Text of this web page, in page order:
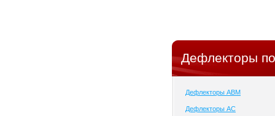
Дефлекторы
Дефлекторы ABM
Дефлекторы AC